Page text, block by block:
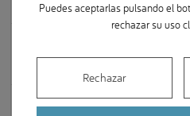
¿Qué es un
Puedes aceptarlas pulsando el
rechazar su uso
Rechazar